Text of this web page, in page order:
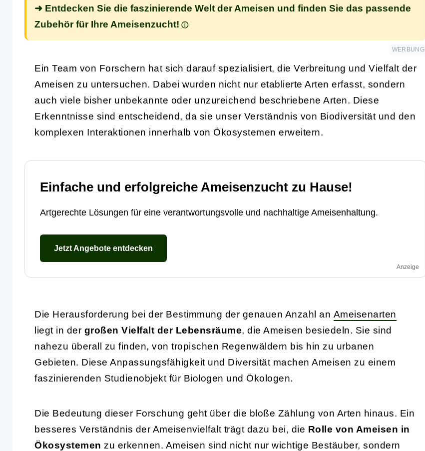
➜ Entdecken Sie die faszinierende Welt der Ameisen und finden Sie das passende
Zubehör für Ihre Ameisenzucht!
WERBUNG
Ein Team von Forschern hat sich darauf spezialisiert, die Verbreitung und Vielfalt der
Ameisen zu untersuchen. Dabei wurden nicht nur etablierte Arten erfasst, sondern
auch viele bisher unbekannte oder unzureichend beschriebene Arten. Diese
Erkenntnisse sind entscheidend, da sie unser Verständnis von Biodiversität und den
komplexen Interaktionen innerhalb von Ökosystemen erweitern.
Einfache und erfolgreiche Ameisenzucht zu Hause!
Artgerechte Lösungen für eine verantwortungsvolle und nachhaltige Ameisenhaltung.
Jetzt Angebote entdecken
Anzeige
Die Herausforderung bei der Bestimmung der genauen Anzahl an Ameisenarten
liegt in der großen Vielfalt der Lebensräume, die Ameisen besiedeln. Sie sind
nahezu überall zu finden, von tropischen Regenwäldern bis hin zu urbanen
Gebieten. Diese Anpassungsfähigkeit und Diversität machen Ameisen zu einem
faszinierenden Studienobjekt für Biologen und Ökologen.
Die Bedeutung dieser Forschung geht über die bloße Zählung von Arten hinaus. Ein
besseres Verständnis der Ameisenvielfalt trägt dazu bei, die Rolle von Ameisen in
Ökosystemen zu erkennen. Ameisen sind nicht nur wichtige Bestäuber, sondern